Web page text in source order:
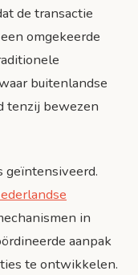
de transactie
omgekeerde
buitenlandse
tenzij bewezen
geïntensiveerd.
in
aanpak
te ontwikkelen.